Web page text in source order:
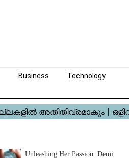
Business
Technology